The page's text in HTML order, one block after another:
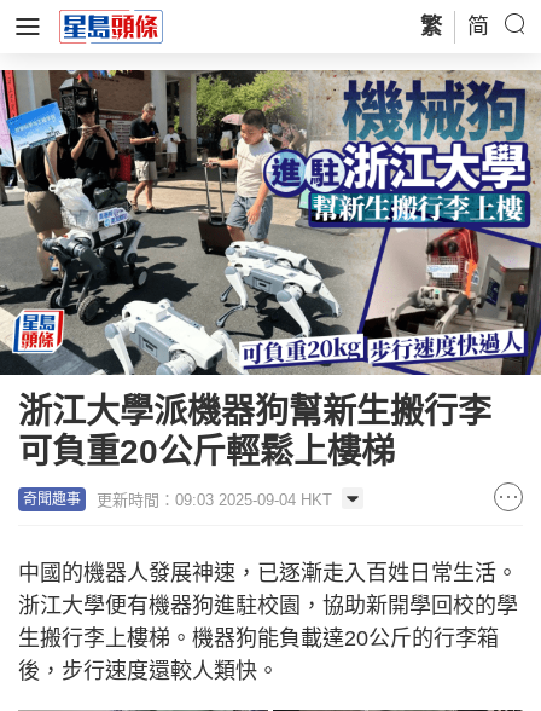
繁 简
浙江大學派機器狗幫新生搬行李
可負重20公斤輕鬆上樓梯
奇聞趣事 更新時間：09:03 2025-09-04 HKT
中國的機器人發展神速，已逐漸走入百姓日常生活。
浙江大學便有機器狗進駐校園，協助新開學回校的學
生搬行李上樓梯。機器狗能負載達20公斤的行李箱
後，步行速度還較人類快。